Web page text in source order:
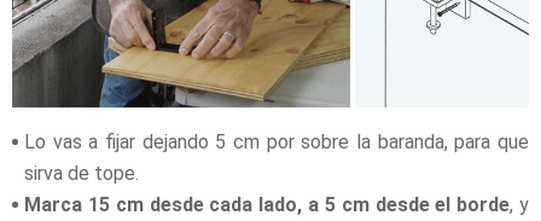
Lo vas a fijar dejando 5 cm por sobre la baranda, para que
sirva de tope.
Marca 15 cm desde cada lado, a 5 cm desde el borde, y